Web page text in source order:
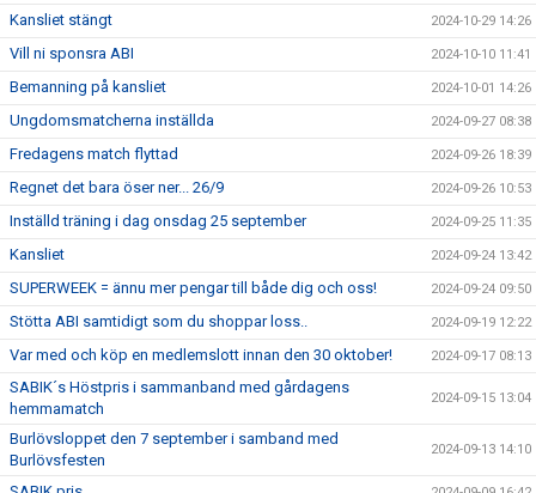
Kansliet stängt 2024-10-29 14:26
Vill ni sponsra ABI 2024-10-10 11:41
Bemanning på kansliet 2024-10-01 14:26
Ungdomsmatcherna inställda 2024-09-27 08:38
Fredagens match flyttad 2024-09-26 18:39
Regnet det bara öser ner... 26/9 2024-09-26 10:53
Inställd träning i dag onsdag 25 september 2024-09-25 11:35
Kansliet 2024-09-24 13:42
SUPERWEEK = ännu mer pengar till både dig och oss! 2024-09-24 09:50
Stötta ABI samtidigt som du shoppar loss.. 2024-09-19 12:22
Var med och köp en medlemslott innan den 30 oktober! 2024-09-17 08:13
SABIK´s Höstpris i sammanband med gårdagens
hemmamatch
2024-09-15 13:04
Burlövsloppet den 7 september i samband med
Burlövsfesten
2024-09-13 14:10